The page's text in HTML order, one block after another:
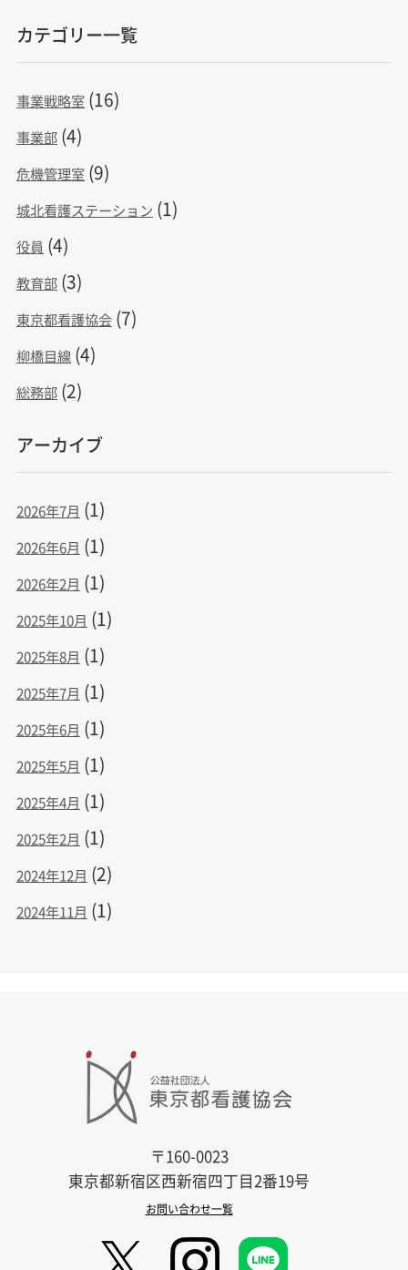
カテゴリー一覧
事業戦略室 (16)
事業部 (4)
危機管理室 (9)
城北看護ステーション (1)
役員 (4)
教育部 (3)
東京都看護協会 (7)
柳橋目線 (4)
総務部 (2)
アーカイブ
2026年7月 (1)
2026年6月 (1)
2026年2月 (1)
2025年10月 (1)
2025年8月 (1)
2025年7月 (1)
2025年6月 (1)
2025年5月 (1)
2025年4月 (1)
2025年2月 (1)
2024年12月 (2)
2024年11月 (1)
〒160-0023
東京都新宿区西新宿四丁目2番19号
お問い合わせ一覧